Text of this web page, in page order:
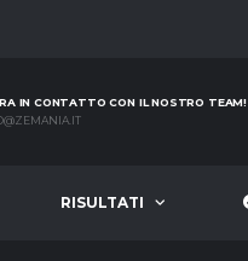
IN CONTATTO CON IL NOSTRO TEAM!
RISULTATI